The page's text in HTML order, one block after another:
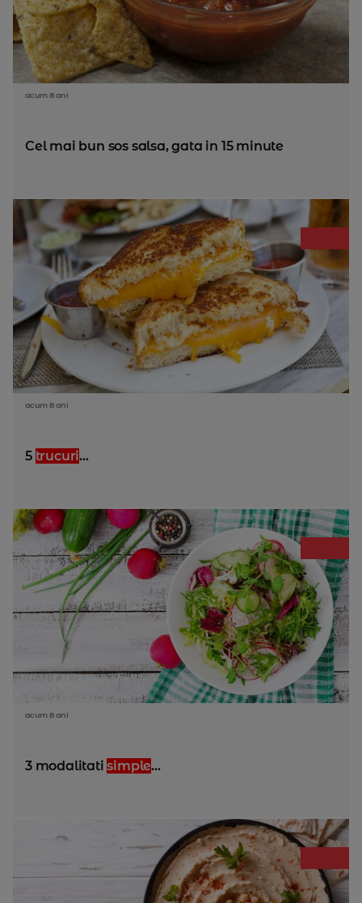
acum 8 ani
Cel mai bun sos salsa, gata in 15 minute
acum 8 ani
5 trucuri...
acum 8 ani
3 modalitatisimple...